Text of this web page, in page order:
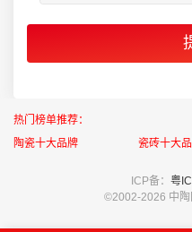
热门榜单推荐：
陶瓷十大品牌
瓷砖十大
ICP备： 粤
©2002-2026 中